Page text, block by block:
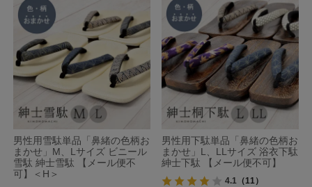
男性用雪駄単品「鼻緒の色柄お
まかせ」M、Lサイズ ビニール
雪駄 紳士雪駄 【メール便不
可】＜H＞
男性用下駄単品「鼻緒の色柄お
まかせ」L、LLサイズ 浴衣下駄
紳士下駄 【メール便不可】
4.1 （11）